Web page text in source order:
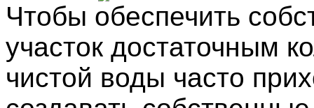
Чтобы обеспечить
участок достаточным
чистой воды часто